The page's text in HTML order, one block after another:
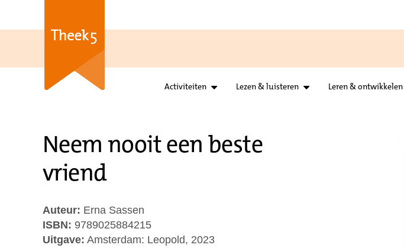
Activiteiten Lezen & luisteren Leren & ontwikkelen
Neem nooit een beste
vriend
Auteur: Erna Sassen
ISBN: 9789025884215
Uitgave: Amsterdam: Leopold, 2023